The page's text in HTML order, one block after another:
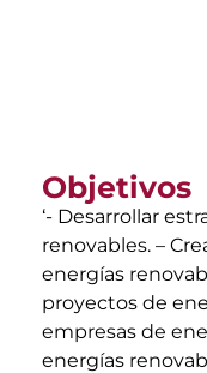
Objetivos
‘- Desarrollar
renovables. –
energías
proyectos de
empresas de
energías